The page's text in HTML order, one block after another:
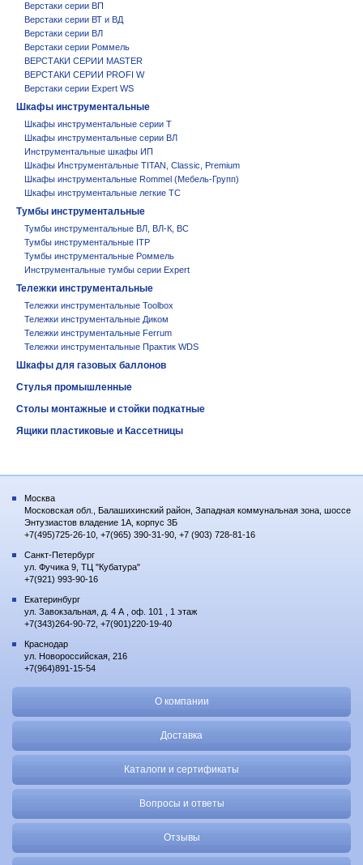
Верстаки серии ВП
Верстаки серии ВТ и ВД
Верстаки серии ВЛ
Верстаки серии Роммель
ВЕРСТАКИ СЕРИИ MASTER
ВЕРСТАКИ СЕРИИ PROFI W
Верстаки серии Expert WS
Шкафы инструментальные
Шкафы инструментальные серии T
Шкафы инструментальные серии ВЛ
Инструментальные шкафы ИП
Шкафы Инструментальные TITAN, Classic, Premium
Шкафы инструментальные Rommel (Мебель-Групп)
Шкафы инструментальные легкие ТС
Тумбы инструментальные
Тумбы инструментальные ВЛ, ВЛ-К, ВС
Тумбы инструментальные ITP
Тумбы инструментальные Роммель
Инструментальные тумбы серии Expert
Тележки инструментальные
Тележки инструментальные Toolbox
Тележки инструментальные Диком
Тележки инструментальные Ferrum
Тележки инструментальные Практик WDS
Шкафы для газовых баллонов
Стулья промышленные
Столы монтажные и стойки подкатные
Ящики пластиковые и Кассетницы
Москва
Московская обл., Балашихинский район, Западная коммунальная зона, шоссе
Энтузиастов владение 1А, корпус 3Б
+7(495)725-26-10, +7(965) 390-31-90, +7 (903) 728-81-16
Санкт-Петербург
ул. Фучика 9, ТЦ "Кубатура"
+7(921) 993-90-16
Екатеринбург
ул. Завокзальная, д. 4 А , оф. 101 , 1 этаж
+7(343)264-90-72, +7(901)220-19-40
Краснодар
ул. Новороссийская, 216
+7(964)891-15-54
О компании
Доставка
Каталоги и сертификаты
Вопросы и ответы
Отзывы